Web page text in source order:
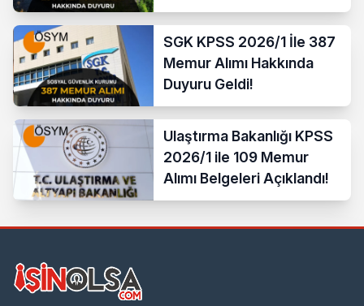
SGK KPSS 2026/1 İle 387
Memur Alımı Hakkında
Duyuru Geldi!
Ulaştırma Bakanlığı KPSS
2026/1 ile 109 Memur
Alımı Belgeleri Açıklandı!